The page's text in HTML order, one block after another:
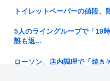
【BLEACH】ここの織姫かわ
【特報】秋田市に日本最大級
アラ...
【熊本】日本の地震被害に支
トイレットペーパーの値段、
5人のライングループで「19
誰も返...
ローソン、店内調理で「焼き